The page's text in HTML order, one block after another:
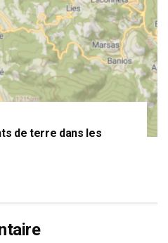
de terre dans les